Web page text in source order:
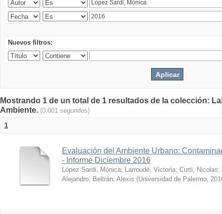
Nuevos filtros:
Mostrando 1 de un total de 1 resultados de la colección:
Ambiente. (0.001 segundos)
1
Evaluación del Ambiente Urbano:
- Informe Diciembre 2016
López Sardi, Mónica; Larroudé, Victoria; Curti, Nicolas;
Alejandro; Beltrán, Alexis (Universidad de Palermo,